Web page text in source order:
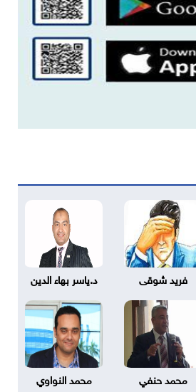
فريد شوقى د.ياسر بهاء الدين
محمد حنفي محمد النواوي